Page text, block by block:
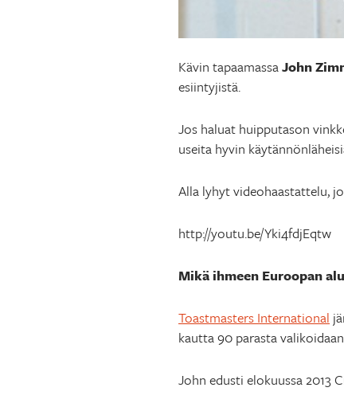
Kävin tapaamassaJohn
esiintyjistä.
Jos haluat huipputason
useita hyvin
Alla lyhyt videohaastattelu,
http://youtu.be/Yki4fdjEqtw
Mikä ihmeen Euroopan
Toastmasters International
kautta 90 parasta
John edusti elokuussa 2013